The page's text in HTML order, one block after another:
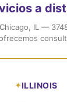
a
IL —
ILLINOIS